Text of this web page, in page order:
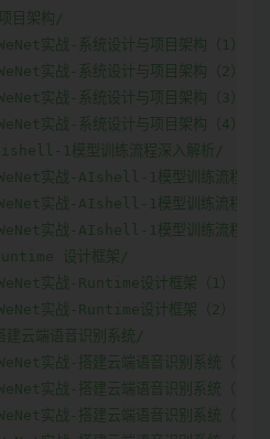
目架构/
实战-系统设计与项目架构（1）
实战-系统设计与项目架构（2）
实战-系统设计与项目架构（3）
实战-系统设计与项目架构（4）
1模型训练流程深入解析/
实战-AIshell-1模型训练流程深入
实战-AIshell-1模型训练流程深入
实战-AIshell-1模型训练流程深入
设计框架/
实战-Runtime设计框架（1）
实战-Runtime设计框架（2）
云端语音识别系统/
实战-搭建云端语音识别系统（1）
实战-搭建云端语音识别系统（2）
实战-搭建云端语音识别系统（3）